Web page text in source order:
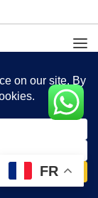
FR